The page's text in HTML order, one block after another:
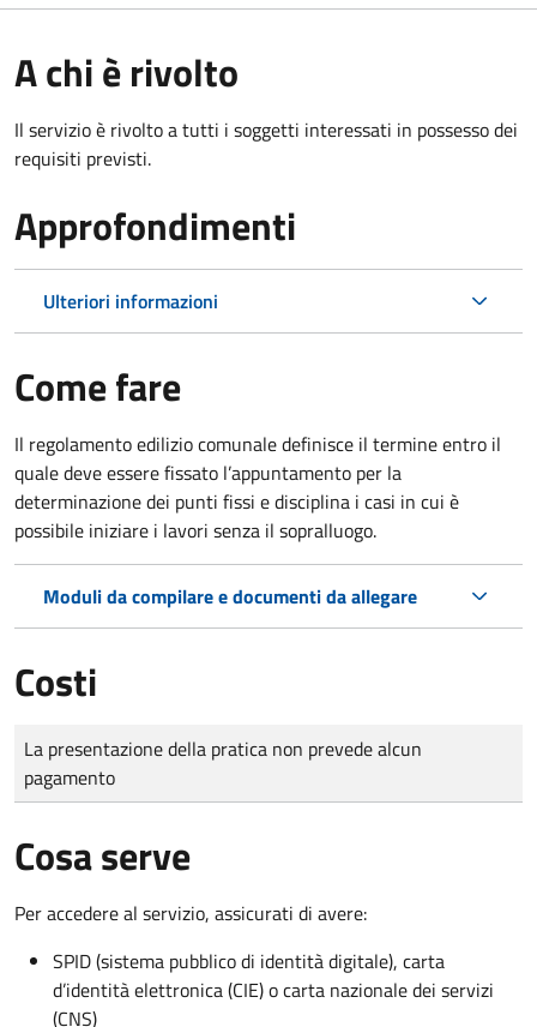
A chi è rivolto
Il servizio è rivolto a tutti i soggetti interessati in possesso dei
requisiti previsti.
Approfondimenti
Ulteriori informazioni
Come fare
Il regolamento edilizio comunale definisce il termine entro il
quale deve essere fissato l’appuntamento per la
determinazione dei punti fissi e disciplina i casi in cui è
possibile iniziare i lavori senza il sopralluogo.
Moduli da compilare e documenti da allegare
Costi
Tipo di pagamento
Importo
La presentazione della pratica non prevede alcun
pagamento
Cosa serve
Per accedere al servizio, assicurati di avere:
SPID (sistema pubblico di identità digitale), carta
d’identità elettronica (CIE) o carta nazionale dei servizi
(CNS)